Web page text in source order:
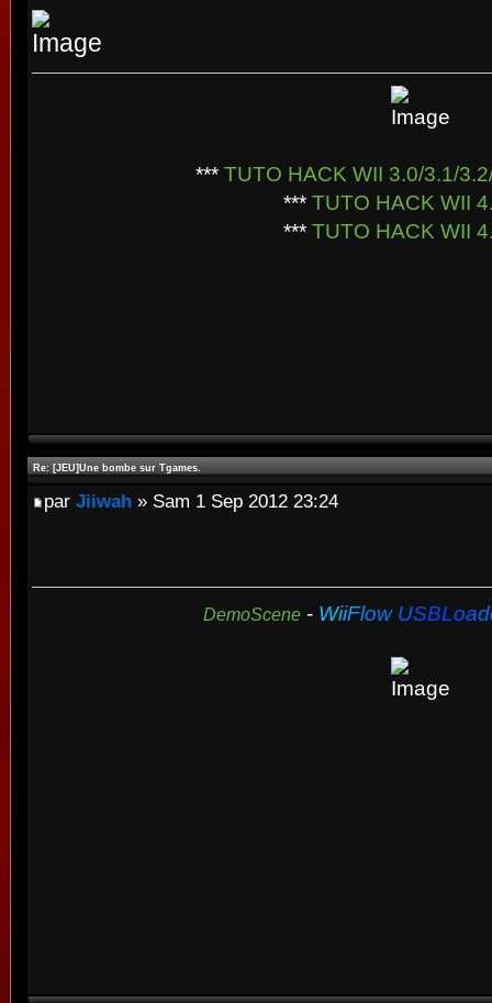
*** TUTO HACK WII 3.0/3.1/
*** TUTO HACK WII
*** TUTO HACK WII
Re: [JEU]Une bombe sur Tgames.
par Jiiwah » Sam 1 Sep 2012 23:24
DemoScene - WiiFlow USBLoad